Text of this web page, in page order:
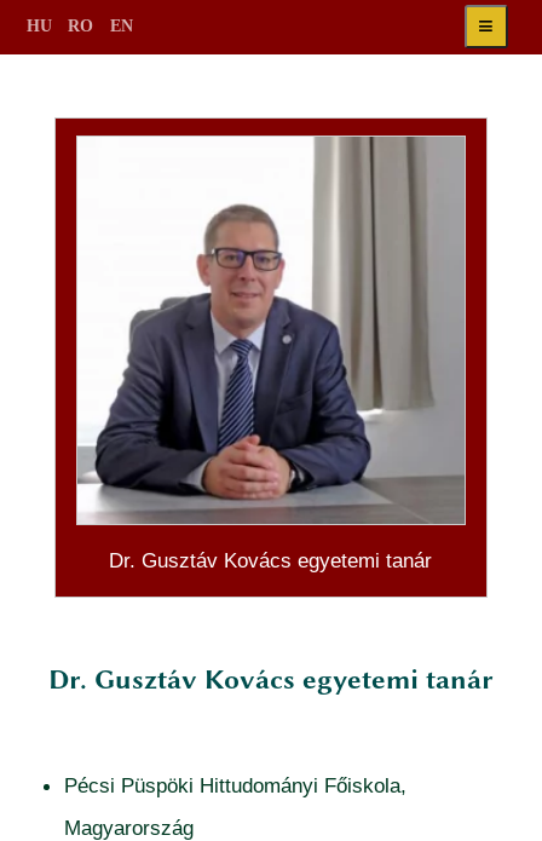
≡
HU RO EN
Dr. Gusztáv Kovács egyetemi tanár
Dr. Gusztáv Kovács egyetemi tanár
Pécsi Püspöki Hittudományi Főiskola,
Magyarország